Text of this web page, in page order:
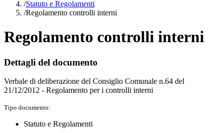
/Statuto e Regolamenti
/Regolamento controlli interni
Regolamento controlli interni
Dettagli del documento
Verbale di deliberazione del Consiglio Comunale n.64 del
21/12/2012 - Regolamento per i controlli interni
Tipo documento:
Statuto e Regolamenti